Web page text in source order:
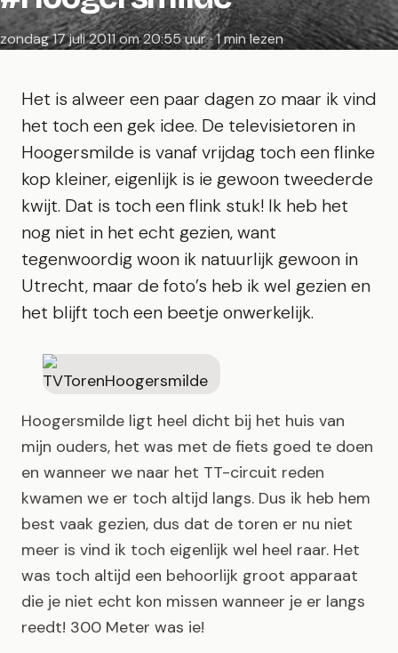
zondag 17 juli 2011 om 20:55 uur · 1 min lezen
Het is alweer een paar dagen zo maar ik vind
het toch een gek idee. De televisietoren in
Hoogersmilde is vanaf vrijdag toch een flinke
kop kleiner, eigenlijk is ie gewoon tweederde
kwijt. Dat is toch een flink stuk! Ik heb het
nog niet in het echt gezien, want
tegenwoordig woon ik natuurlijk gewoon in
Utrecht, maar de foto’s heb ik wel gezien en
het blijft toch een beetje onwerkelijk.
Hoogersmilde ligt heel dicht bij het huis van
mijn ouders, het was met de fiets goed te doen
en wanneer we naar het TT-circuit reden
kwamen we er toch altijd langs. Dus ik heb hem
best vaak gezien, dus dat de toren er nu niet
meer is vind ik toch eigenlijk wel heel raar. Het
was toch altijd een behoorlijk groot apparaat
die je niet echt kon missen wanneer je er langs
reedt! 300 Meter was ie!